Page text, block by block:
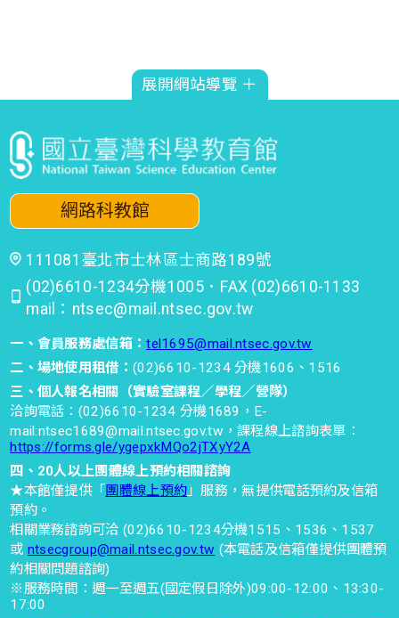
展開網站導覽 ＋
網路科教館
111081臺北市士林區士商路189號
(02)6610-1234分機1005．FAX (02)6610-1133
mail：ntsec@mail.ntsec.gov.tw
一、會員服務處信箱：tel1695@mail.ntsec.gov.tw
二、場地使用租借： (02)6610-1234 分機1606、1516
三、個人報名相關（實驗室課程／學程／營隊）
洽詢電話：(02)6610-1234 分機1689，E-
mail:ntsec1689@mail.ntsec.gov.tw，課程線上諮詢表單：
https://forms.gle/ygepxkMQo2jTXyY2A
四、20人以上團體線上預約相關諮詢
★本館僅提供「 團體線上預約 」服務，無提供電話預約及信箱
預約。
相關業務諮詢可洽 (02)6610-1234分機1515、1536、1537
或 ntsecgroup@mail.ntsec.gov.tw (本電話及信箱僅提供團體預
約相關問題諮詢)
※服務時間：週一至週五(國定假日除外)09:00-12:00、13:30-
17:00